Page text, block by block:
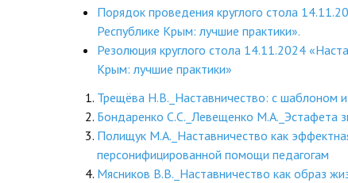
Порядок проведения круглого стола
Республике Крым: лучшие практики».
Резолюция круглого стола 14.11.2024
Крым: лучшие практики»
Трещёва Н.В._Наставничество: с шаблоном и
Бондаренко С.С._Левещенко М.А._Эстафета
Полищук М.А._Наставничество как
персонифицированной помощи педагогам
Мясников В.В._Наставничество как образ